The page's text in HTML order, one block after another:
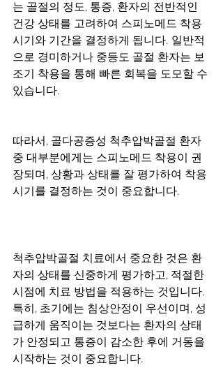
는 골절의 정도, 통증, 환자의 전반적인
건강 상태를 고려하여 스피노메드 착용
시기와 기간을 결정하게 됩니다. 일반적
으로 경미하거나 중등도 골절 환자는 보
조기 착용을 통해 빠른 회복을 도모할 수
있습니다.
따라서, 골다공증성 척추압박골절 환자
중 대부분에게는 스피노메드 착용이 권
장되며, 상황과 상태를 잘 평가하여 착용
시기를 결정하는 것이 중요합니다.
척추압박골절 치료에서 중요한 것은 환
자의 상태를 신중하게 평가하고, 적절한
시점에 치료 방법을 적용하는 것입니다.
특히, 초기에는 침상안정이 우선이며, 성
급하게 움직이는 것보다는 환자의 상태
가 안정되고 통증이 감소한 후에 거동을
시작하는 것이 중요합니다.